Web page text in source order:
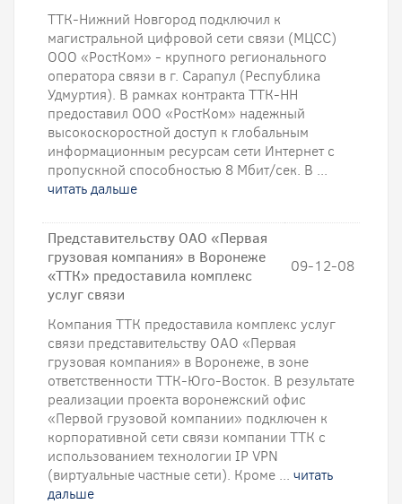
ТТК-Нижний Новгород подключил к
магистральной цифровой сети связи (МЦСС)
ООО «РостКом» - крупного регионального
оператора связи в г. Сарапул (Республика
Удмуртия). В рамках контракта ТТК-НН
предоставил ООО «РостКом» надежный
высокоскоростной доступ к глобальным
информационным ресурсам сети Интернет c
пропускной способностью 8 Мбит/сек. В ...
читать дальше
Представительству ОАО «Первая
грузовая компания» в Воронеже
«ТТК» предоставила комплекс
услуг связи
09-12-08
Компания ТТК предоставила комплекс услуг
связи представительству ОАО «Первая
грузовая компания» в Воронеже, в зоне
ответственности ТТК-Юго-Восток. В результате
реализации проекта воронежский офис
«Первой грузовой компании» подключен к
корпоративной сети связи компании ТТК с
использованием технологии IP VPN
(виртуальные частные сети). Кроме ... читать
дальше